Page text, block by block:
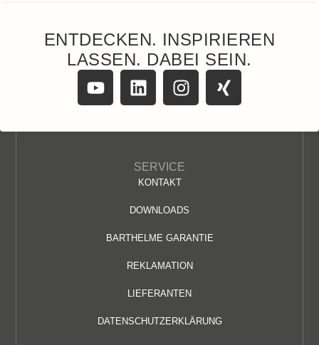
ENTDECKEN. INSPIRIEREN
LASSEN. DABEI SEIN.
SERVICE
KONTAKT
DOWNLOADS
BARTHELME GARANTIE
REKLAMATION
LIEFERANTEN
DATENSCHUTZERKLÄRUNG